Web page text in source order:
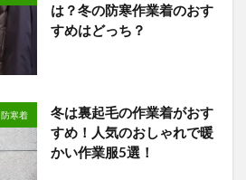
は？冬の防寒作業着のおす
すめはどっち？
防寒着
冬は裏起毛の作業着がおす
すめ！人気のおしゃれで暖
かい作業服5選！